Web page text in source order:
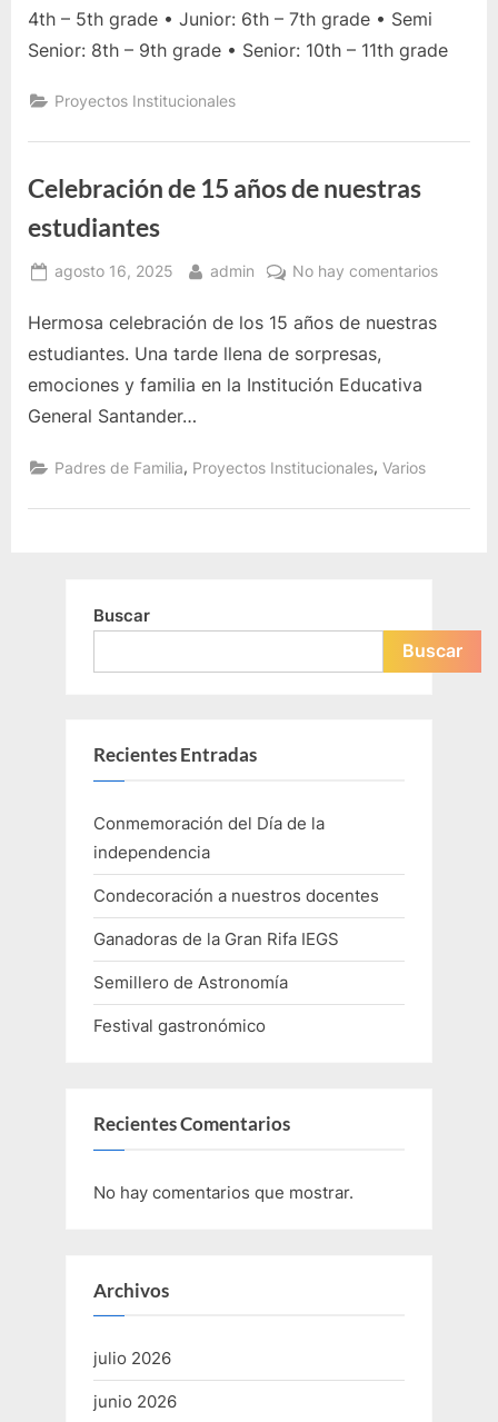
BEE
4th – 5th grade • Junior: 6th – 7th grade • Semi
Senior: 8th – 9th grade • Senior: 10th – 11th grade
Proyectos Institucionales
Celebración de 15 años de nuestras
estudiantes
Posted
agosto 16, 2025 By
admin No hay comentariosen
de
Hermosa celebración de los 15 años de nuestras
estudiantes. Una tarde llena de sorpresas,
emociones y familia en la Institución Educativa
General Santander…
Padres de Familia, Proyectos Institucionales,Varios
Buscar
Buscar
Recientes Entradas
Conmemoración del Día de la
independencia
Condecoración a nuestros docentes
Ganadoras de la Gran Rifa IEGS
Semillero de Astronomía
Festival gastronómico
Recientes Comentarios
No hay comentarios que mostrar.
Archivos
julio 2026
junio 2026